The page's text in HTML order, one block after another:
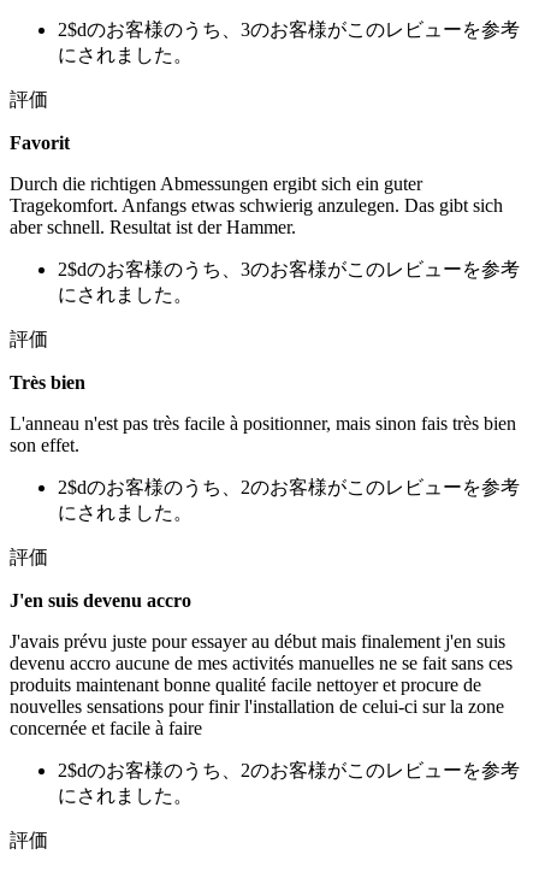
2$dのお客様のうち、3のお客様がこのレビューを参考
にされました。
評価
Favorit
Durch die richtigen Abmessungen ergibt sich ein guter
Tragekomfort. Anfangs etwas schwierig anzulegen. Das gibt sich
aber schnell. Resultat ist der Hammer.
2$dのお客様のうち、3のお客様がこのレビューを参考
にされました。
評価
Très bien
L'anneau n'est pas très facile à positionner, mais sinon fais très bien
son effet.
2$dのお客様のうち、2のお客様がこのレビューを参考
にされました。
評価
J'en suis devenu accro
J'avais prévu juste pour essayer au début mais finalement j'en suis
devenu accro aucune de mes activités manuelles ne se fait sans ces
produits maintenant bonne qualité facile nettoyer et procure de
nouvelles sensations pour finir l'installation de celui-ci sur la zone
concernée et facile à faire
2$dのお客様のうち、2のお客様がこのレビューを参考
にされました。
評価